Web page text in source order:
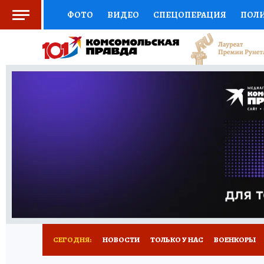
ФОТО ВИДЕО СПЕЦОПЕРАЦИЯ
СОЦПОДДЕРЖКА НАУКА СПЕЦПРОЕКТЫ
НАЦИОНАЛЬНЫЕ ПРОЕКТЫ РОССИИ
ПУТЕВОДИТЕЛЬ
НОВОЕ НА САЙТЕ
СЕГОДНЯ: НОВОСТИ ТОЛЬКО У НАС ВОЕНКОРЫ